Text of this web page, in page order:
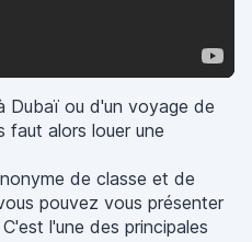
Dubaï ou d'un voyage de
faut alors louer une
de classe et de
pouvez vous présenter
l'une des principales